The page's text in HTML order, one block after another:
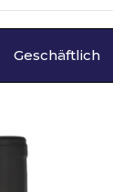
Geschäftlich